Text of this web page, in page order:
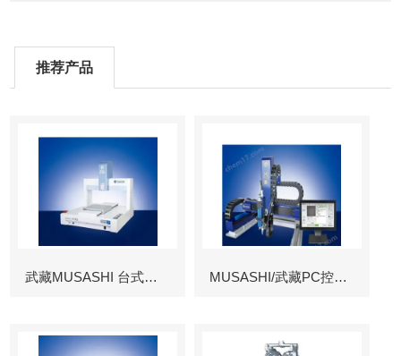
推荐产品
武藏MUSASHI 台式涂布机械臂 MUSASHI/武藏PC控制图像识别机械臂